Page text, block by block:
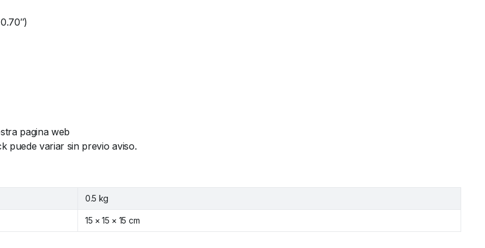
pagina web
puede variar sin previo aviso.
0.5 kg
15 × 15 × 15 cm